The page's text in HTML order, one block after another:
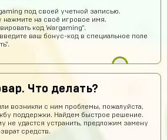
под своей учетной записью.
нажмите на своё игровое имя.
код Wargaming".
ваш бонус-код в специальное поле
Что делать?
возникли с ним проблемы, пожалуйста,
поддержки. Найдем быстрое решение.
не удастся устранить, предложим замену
средств.
9 часов назад